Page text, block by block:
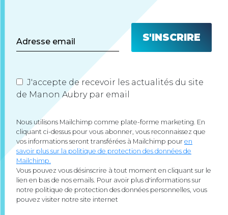
J'accepte de recevoir les actualités du site
de Manon Aubry par email
Nous utilisons Mailchimp comme plate-forme marketing. En
cliquant ci-dessus pour vous abonner, vous reconnaissez que
vos informations seront transférées à Mailchimp pour en
savoir plus sur la politique de protection des données de
Mailchimp.
Vous pouvez vous désinscrire à tout moment en cliquant sur le
lien en bas de nos emails. Pour avoir plus d'informations sur
notre politique de protection des données personnelles, vous
pouvez visiter notre site internet